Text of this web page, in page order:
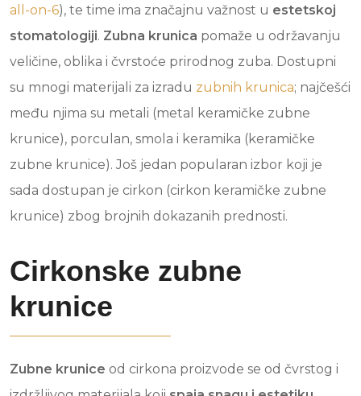
all-on-6), te time ima značajnu važnost u estetskoj
stomatologiji. Zubna krunica pomaže u održavanju
veličine, oblika i čvrstoće prirodnog zuba. Dostupni
su mnogi materijali za izradu zubnih krunica; najčešći
među njima su metali (metal keramičke zubne
krunice), porculan, smola i keramika (keramičke
zubne krunice). Još jedan popularan izbor koji je
sada dostupan je cirkon (cirkon keramičke zubne
krunice) zbog brojnih dokazanih prednosti.
Cirkonske zubne
krunice
Zubne krunice od cirkona proizvode se od čvrstog i